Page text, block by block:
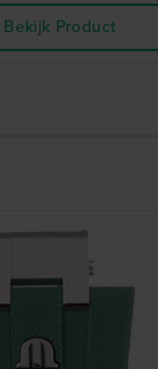
Bekijk Product